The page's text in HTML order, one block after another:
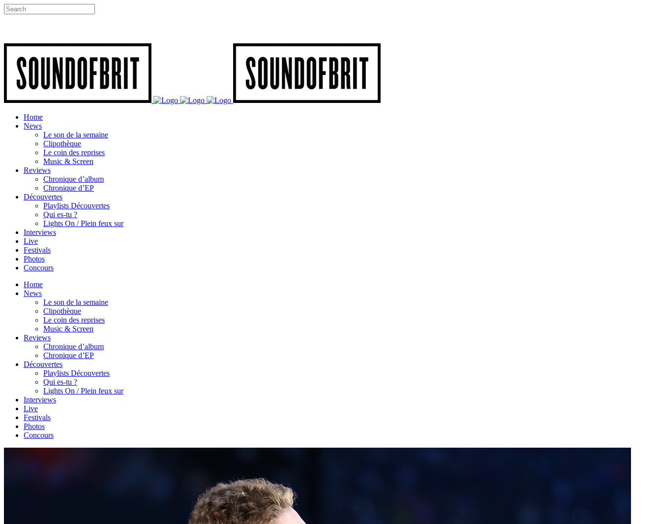
Home
News
Le son de la semaine
Clipothèque
Le coin des reprises
Music & Screen
Reviews
Chronique d’album
Chronique d’EP
Découvertes
Playlists Découvertes
Qui es-tu ?
Lights On / Plein feux sur
Interviews
Live
Festivals
Photos
Concours
Home
News
Le son de la semaine
Clipothèque
Le coin des reprises
Music & Screen
Reviews
Chronique d’album
Chronique d’EP
Découvertes
Playlists Découvertes
Qui es-tu ?
Lights On / Plein feux sur
Interviews
Live
Festivals
Photos
Concours